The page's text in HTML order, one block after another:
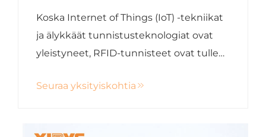
teollisuudenaloilla
Koska Internet of Things (IoT) -tekniikat
ja älykkäät tunnistusteknologiat ovat
yleistyneet, RFID-tunnisteet ovat tulleet
tuotehallinnassa ja väärennösten
Seuraa yksityiskohtia